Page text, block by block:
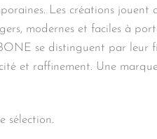
Les créations jouent
modernes et faciles à
se distinguent par leur
et raffinement. Une
sélection.